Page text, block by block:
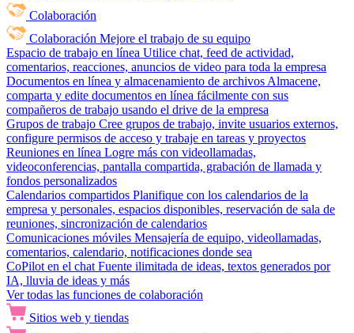
Colaboración
Colaboración Mejore el trabajo de su equipo
Espacio de trabajo en línea Utilice chat, feed de actividad,
comentarios, reacciones, anuncios de video para toda la empresa
Documentos en línea y almacenamiento de archivos Almacene,
comparta y edite documentos en línea fácilmente con sus
compañeros de trabajo usando el drive de la empresa
Grupos de trabajo Cree grupos de trabajo, invite usuarios externos,
configure permisos de acceso y trabaje en tareas y proyectos
Reuniones en línea Logre más con videollamadas,
videoconferencias, pantalla compartida, grabación de llamada y
fondos personalizados
Calendarios compartidos Planifique con los calendarios de la
empresa y personales, espacios disponibles, reservación de sala de
reuniones, sincronización de calendarios
Comunicaciones móviles Mensajería de equipo, videollamadas,
comentarios, calendario, notificaciones donde sea
CoPilot en el chat Fuente ilimitada de ideas, textos generados por
IA, lluvia de ideas y más
Ver todas las funciones de colaboración
Sitios web y tiendas